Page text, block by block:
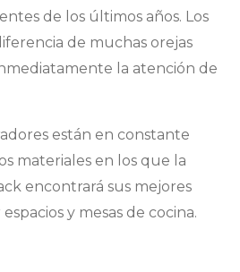
de los últimos años. Los
de muchas orejas
la atención de
están en constante
materiales en los que la
encontrará sus mejores
y mesas de cocina.